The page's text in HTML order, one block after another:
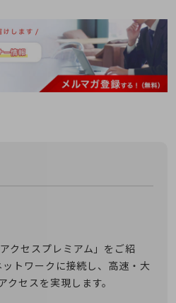
クセスプレミアム」をご紹
トワークに接続し、高速・大
セスを実現します。